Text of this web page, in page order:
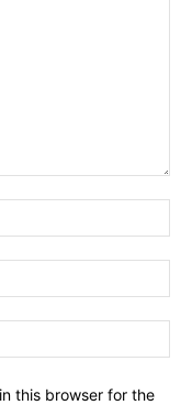
this browser for the